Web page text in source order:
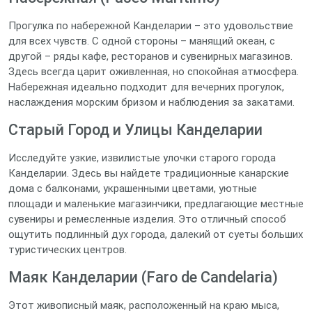
Прогулка по набережной Канделарии – это удовольствие
для всех чувств. С одной стороны – манящий океан, с
другой – ряды кафе, ресторанов и сувенирных магазинов.
Здесь всегда царит оживленная, но спокойная атмосфера.
Набережная идеально подходит для вечерних прогулок,
наслаждения морским бризом и наблюдения за закатами.
Старый Город и Улицы Канделарии
Исследуйте узкие, извилистые улочки старого города
Канделарии. Здесь вы найдете традиционные канарские
дома с балконами, украшенными цветами, уютные
площади и маленькие магазинчики, предлагающие местные
сувениры и ремесленные изделия. Это отличный способ
ощутить подлинный дух города, далекий от суеты больших
туристических центров.
Маяк Канделарии (Faro de Candelaria)
Этот живописный маяк, расположенный на краю мыса,